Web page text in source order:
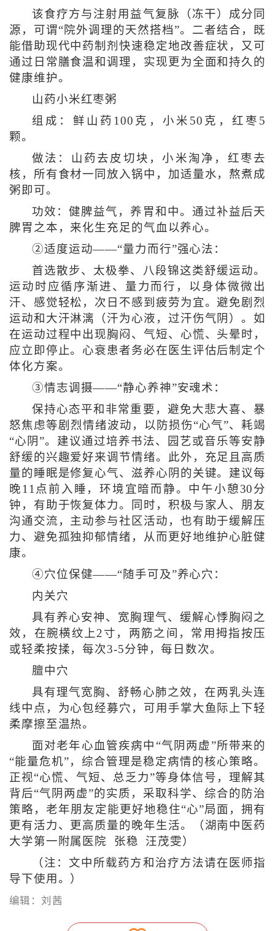
该食疗方与注射用益气复脉（冻干）成分同
源，可谓“院外调理的天然搭档”。二者结合，既
能借助现代中药制剂快速稳定地改善症状，又可
通过日常膳食温和调理，实现更为全面和持久的
健康维护。
山药小米红枣粥
组成：鲜山药100克，小米50克，红枣5
颗。
做法：山药去皮切块，小米淘净，红枣去
核，所有食材一同放入锅中，加适量水，熬煮成
粥即可。
功效：健脾益气，养胃和中。通过补益后天
脾胃之本，来化生充足的气血以养心。
②适度运动——“量力而行”强心法：
首选散步、太极拳、八段锦这类舒缓运动。
运动时应循序渐进、量力而行，以身体微微出
汗、感觉轻松，次日不感到疲劳为宜。避免剧烈
运动和大汗淋漓（汗为心液，过汗伤气阴）。如
在运动过程中出现胸闷、气短、心慌、头晕时，
应立即停止。心衰患者务必在医生评估后制定个
体化方案。
③情志调摄——“静心养神”安魂术：
保持心态平和非常重要，避免大悲大喜、暴
怒焦虑等剧烈情绪波动，以防损伤“心气”、耗竭
“心阴”。建议通过培养书法、园艺或音乐等安静
舒缓的兴趣爱好来调节情绪。此外，充足且高质
量的睡眠是修复心气、滋养心阴的关键。建议每
晚11点前入睡，环境宜暗而静。中午小憩30分
钟，有助于恢复体力。同时，积极与家人、朋友
沟通交流，主动参与社区活动，也有助于缓解压
力、避免孤独抑郁情绪，从而更好地维护心脏健
康。
④穴位保健——“随手可及”养心穴：
内关穴
具有养心安神、宽胸理气、缓解心悸胸闷之
效，在腕横纹上2寸，两筋之间，常用拇指按压
或轻柔按揉，每次3-5分钟，每日数次。
膻中穴
具有理气宽胸、舒畅心肺之效，在两乳头连
线中点，为心包经募穴，可用手掌大鱼际上下轻
柔摩擦至温热。
面对老年心血管疾病中“气阴两虚”所带来的
“能量危机”，综合管理是稳定病情的核心策略。
正视“心慌、气短、总乏力”等身体信号，理解其
背后“气阴两虚”的实质，采取科学、综合的防治
策略，老年朋友定能更好地稳住“心”局面，拥有
更有活力、更高质量的晚年生活。（湖南中医药
大学第一附属医院 张稳 汪茂雯）
（注：文中所载药方和治疗方法请在医师指
导下使用。）
编辑：刘茜